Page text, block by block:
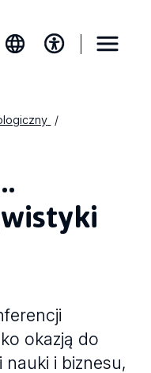
okazją do
i biznesu,